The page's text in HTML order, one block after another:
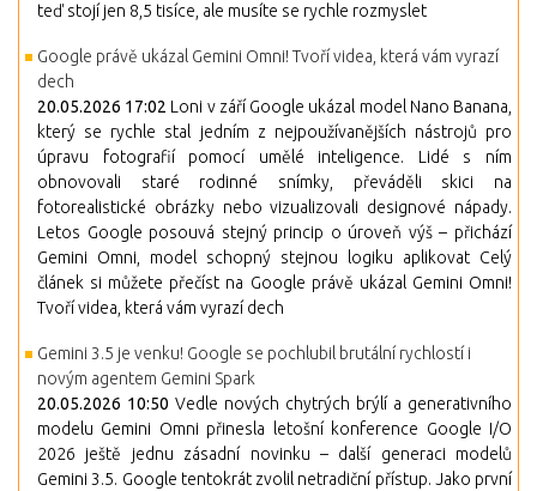
teď stojí jen 8,5 tisíce, ale musíte se rychle rozmyslet
Google právě ukázal Gemini Omni! Tvoří videa, která vám vyrazí
dech
20.05.2026 17:02 Loni v září Google ukázal model Nano Banana,
který se rychle stal jedním z nejpoužívanějších nástrojů pro
úpravu fotografií pomocí umělé inteligence. Lidé s ním
obnovovali staré rodinné snímky, převáděli skici na
fotorealistické obrázky nebo vizualizovali designové nápady.
Letos Google posouvá stejný princip o úroveň výš – přichází
Gemini Omni, model schopný stejnou logiku aplikovat Celý
článek si můžete přečíst na Google právě ukázal Gemini Omni!
Tvoří videa, která vám vyrazí dech
Gemini 3.5 je venku! Google se pochlubil brutální rychlostí i
novým agentem Gemini Spark
20.05.2026 10:50 Vedle nových chytrých brýlí a generativního
modelu Gemini Omni přinesla letošní konference Google I/O
2026 ještě jednu zásadní novinku – další generaci modelů
Gemini 3.5. Google tentokrát zvolil netradiční přístup. Jako první